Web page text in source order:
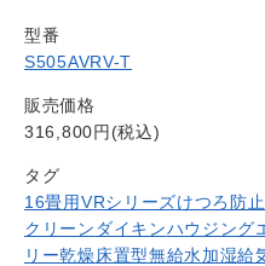
型番
S505AVRV-T
販売価格
316,800円(税込)
タグ
16畳用VRシリーズけつろ防止
クリーン ダイキンハウジング
リー乾燥 床置型無給水加湿給